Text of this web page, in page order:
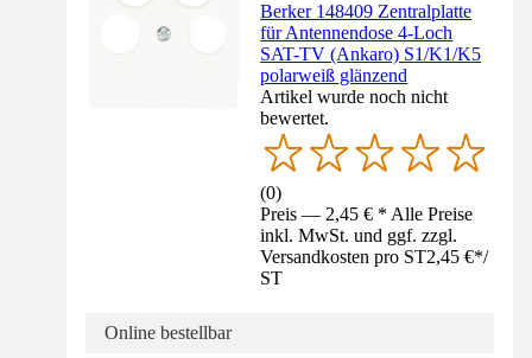
Berker 148409 Zentralplatte
für Antennendose 4-Loch
SAT-TV (Ankaro) S1/K1/K5
polarweiß glänzend
Artikel wurde noch nicht
bewertet.
(0)
Preis — 2,45 € * Alle Preise
inkl. MwSt. und ggf. zzgl.
Versandkosten pro ST2,45 €*/
ST
Online bestellbar